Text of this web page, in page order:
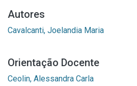
Autores
Cavalcanti, Joelandia Maria
Orientação Docente
Ceolin, Alessandra Carla